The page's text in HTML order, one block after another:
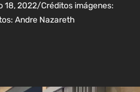
18, 2022/Créditos imágenes:
Andre Nazareth